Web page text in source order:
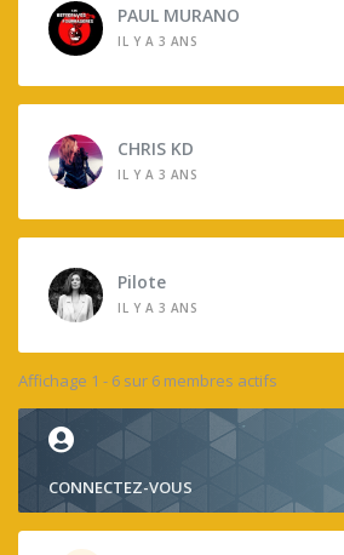
PAUL MURANO
IL Y A 3 ANS
CHRIS KD
IL Y A 3 ANS
Pilote
IL Y A 3 ANS
Affichage 1 - 6 sur 6 membres actifs
CONNECTEZ-VOUS